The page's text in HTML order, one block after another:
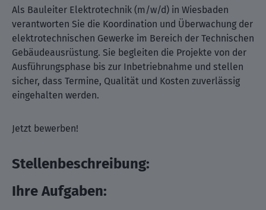
Als Bauleiter Elektrotechnik (m/w/d) in Wiesbaden
verantworten Sie die Koordination und Überwachung der
elektrotechnischen Gewerke im Bereich der Technischen
Gebäudeausrüstung. Sie begleiten die Projekte von der
Ausführungsphase bis zur Inbetriebnahme und stellen
sicher, dass Termine, Qualität und Kosten zuverlässig
eingehalten werden.
Jetzt bewerben!
Stellenbeschreibung:
Ihre Aufgaben: